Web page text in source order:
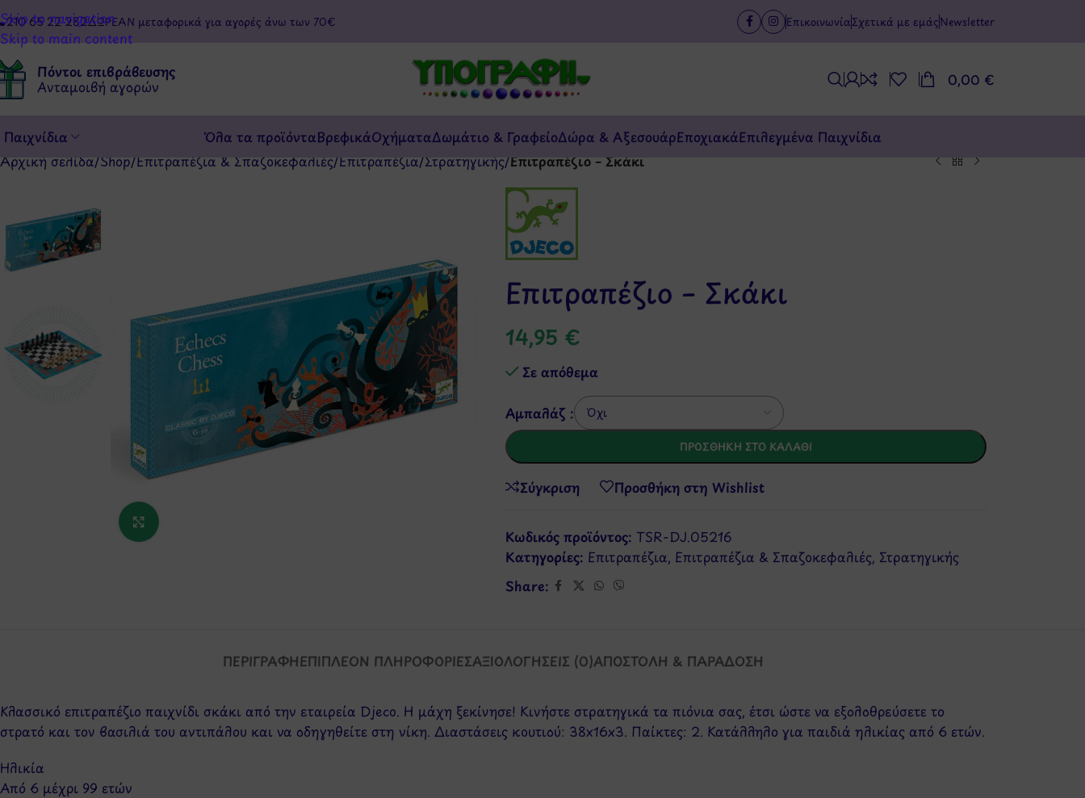
Skip to navigation
Skip to main content
210 65 22 282ΔΩΡΕΑΝ μεταφορικά για αγορές άνω των 70€ Επικοινωνία Σχετικά με εμάςNewsletter
Πόντοι επιβράβευσης
Ανταμοιβή αγορών 0,00 €
Παιχνίδια Όλα τα προϊόνταΒρεφικάΟχήματαΔωμάτιο & ΓραφείοΔώρα & ΑξεσουάρΕποχιακάΕπιλεγμένα Παιχνίδια
Αρχική σελίδα/Shop/Επιτραπέζια & Σπαζοκεφαλιές/Επιτραπέζια/Στρατηγικής/Επιτραπέζιο – Σκάκι
Επιτραπέζιο – Σκάκι
14,95 €
Σε απόθεμα
Αμπαλάζ :
ΠΡΟΣΘΉΚΗ ΣΤΟ ΚΑΛΆΘΙ
Σύγκριση Προσθήκη στη Wishlist
Κωδικός προϊόντος: TSR-DJ.05216
Κατηγορίες: Επιτραπέζια, Επιτραπέζια & Σπαζοκεφαλιές, Στρατηγικής
Share:
ΠΕΡΙΓΡΑΦΉΕΠΙΠΛΈΟΝ ΠΛΗΡΟΦΟΡΊΕΣΑΞΙΟΛΟΓΉΣΕΙΣ (0)ΑΠΟΣΤΟΛΉ & ΠΑΡΆΔΟΣΗ
Κλασσικό επιτραπέζιο παιχνίδι σκάκι από την εταιρεία Djeco. Η μάχη ξεκίνησε! Κινήστε στρατηγικά τα πιόνια σας, έτσι ώστε να εξολοθρεύσετε το
στρατό και τον βασιλιά του αντιπάλου και να οδηγηθείτε στη νίκη. Διαστάσεις κουτιού: 38x16x3. Παίκτες: 2. Κατάλληλο για παιδιά ηλικίας από 6 ετών.
Ηλικία
Από 6 μέχρι 99 ετών